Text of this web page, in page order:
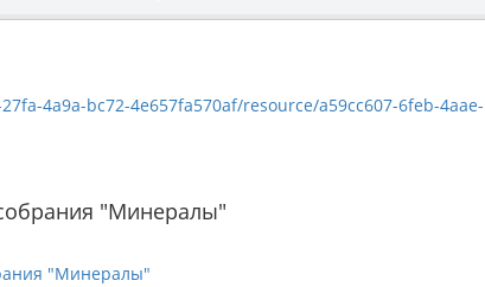
bc72-4e657fa570af/resource/a59cc607-6feb-4aae-b55e-
"Минералы"
"Минералы"